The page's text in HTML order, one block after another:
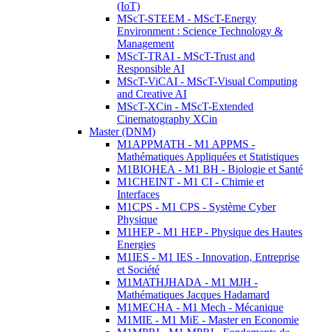
(IoT)
MScT-STEEM - MScT-Energy
Environment : Science Technology &
Management
MScT-TRAI - MScT-Trust and
Responsible AI
MScT-ViCAI - MScT-Visual Computing
and Creative AI
MScT-XCin - MScT-Extended
Cinematography XCin
Master (DNM)
M1APPMATH - M1 APPMS -
Mathématiques Appliquées et Statistiques
M1BIOHEA - M1 BH - Biologie et Santé
M1CHEINT - M1 CI - Chimie et
Interfaces
M1CPS - M1 CPS - Système Cyber
Physique
M1HEP - M1 HEP - Physique des Hautes
Energies
M1IES - M1 IES - Innovation, Entreprise
et Société
M1MATHJHADA - M1 MJH -
Mathématiques Jacques Hadamard
M1MECHA - M1 Mech - Mécanique
M1MIE - M1 MiE - Master en Economie